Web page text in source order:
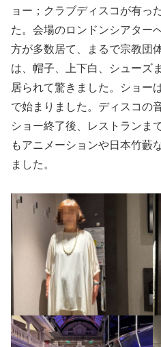
ョー；クラブディスコが有っ
た。会場のロンドンシアター
方が多数居て、まるで宗教団
は、帽子、上下白、シューズ
居られて驚きました。ショー
で始まりました。ディスコの
ショー終了後、レストランま
もアニメーションや日本竹藪
ました。